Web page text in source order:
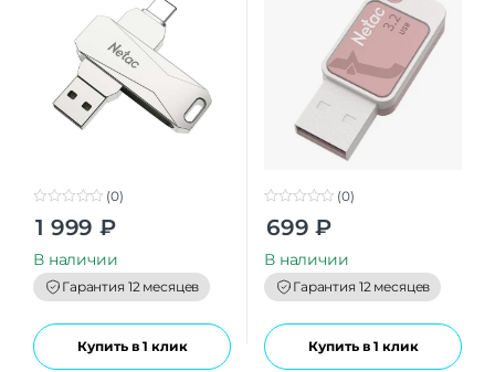
t
o
f
5
(0)
1 999 ₽
В наличии
Гарантия 12 месяцев
Купить в 1 клик
o
t
o
f
5
(0)
699 ₽
В наличии
Гарантия 12 месяцев
Купить в 1 клик